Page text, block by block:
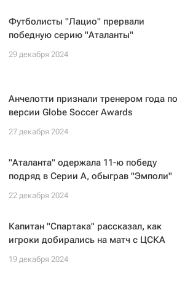
Футболисты "Лацио" прервали
победную серию "Аталанты"
29 декабря 2024
Анчелотти признали тренером года по
версии Globe Soccer Awards
27 декабря 2024
"Аталанта" одержала 11-ю победу
подряд в Серии А, обыграв "Эмполи"
22 декабря 2024
Капитан "Спартака" рассказал, как
игроки добирались на матч с ЦСКА
19 декабря 2024